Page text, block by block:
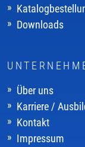
Downloads
Über uns
Karriere /
Kontakt
Impressum